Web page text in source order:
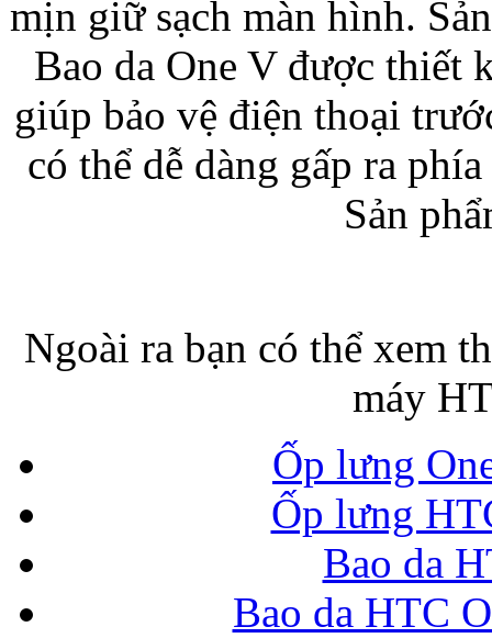
Bao da Samsung
Ốp lưng iPhone
Bao da iPhone 5
Túi đựng iPad
mịn giữ sạch màn hình.
Bao da One V được thiết
giúp bảo vệ điện thoại
có thể dễ dàng gấp ra
Sản
Ngoài ra bạn có thể xem
máy
Ốp lưng
Ốp lưng
Bao da
Bao da HTC